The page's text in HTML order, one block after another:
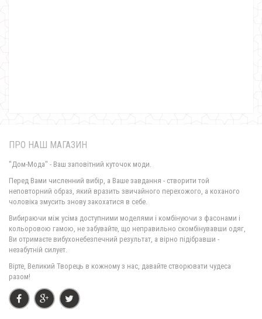
ПРО НАШ МАГАЗИН
"Дом-Мода" - Ваш заповітний куточок моди.
Перед Вами численний вибір, а Ваше завдання - створити той
неповторний образ, який вразить звичайного перехожого, а коханого
чоловіка змусить знову закохатися в себе.
Вибираючи між усіма доступними моделями і комбінуючи з фасонами і
кольоровою гамою, не забувайте, що неправильно скомбінувавши одяг,
Ви отримаєте вибухонебезпечний результат, а вірно підібравши -
незабутній силует.
Вірте, Великий Творець в кожному з нас, давайте створювати чудеса
разом!